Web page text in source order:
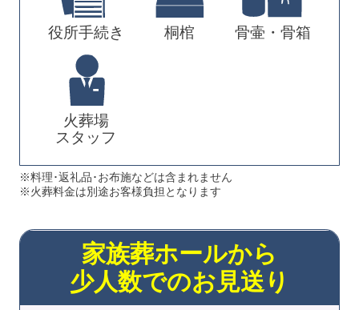
役所手続き 桐棺 骨壷・骨箱
火葬場
スタッフ
※料理･返礼品･お布施などは含まれません
※火葬料金は別途お客様負担となります
家族葬ホールから
少人数でのお見送り